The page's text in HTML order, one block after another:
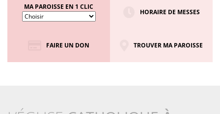
MA PAROISSE EN 1 CLIC
HORAIRE DE MESSES
FAIRE UN DON TROUVER MA PAROISSE